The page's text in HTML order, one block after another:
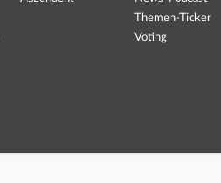
Themen-Ticker
Voting